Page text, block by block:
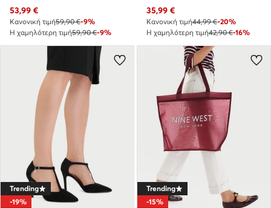
Τρέχουσα τιμή
53,99 €
Κανονική τιμή59,90 €-9%
Η χαμηλότερη τιμή59,90 €-9%
Τρέχουσα τιμή
35,99 €
Κανονική τιμή44,99 €-20%
Η χαμηλότερη τιμή42,90 €-16%
Trending
-19%
Trending
-15%